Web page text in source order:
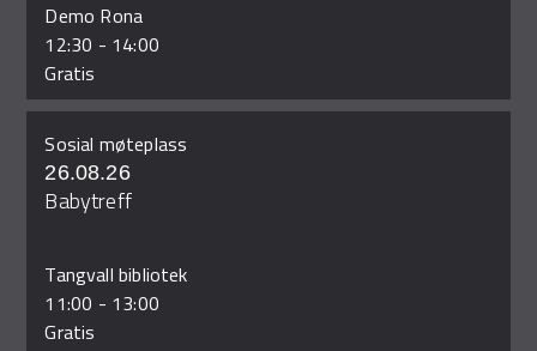
Demo Rona
12:30 - 14:00
Gratis
Sosial møteplass
26.08.26
Babytreff
Tangvall bibliotek
11:00 - 13:00
Gratis